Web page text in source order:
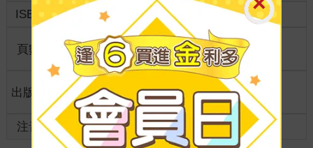
ISBN
9789571138732 分級 普通級
頁數 652
商品規
格
32開13*19cm
出版地
齡
全齡適讀
注音 級別